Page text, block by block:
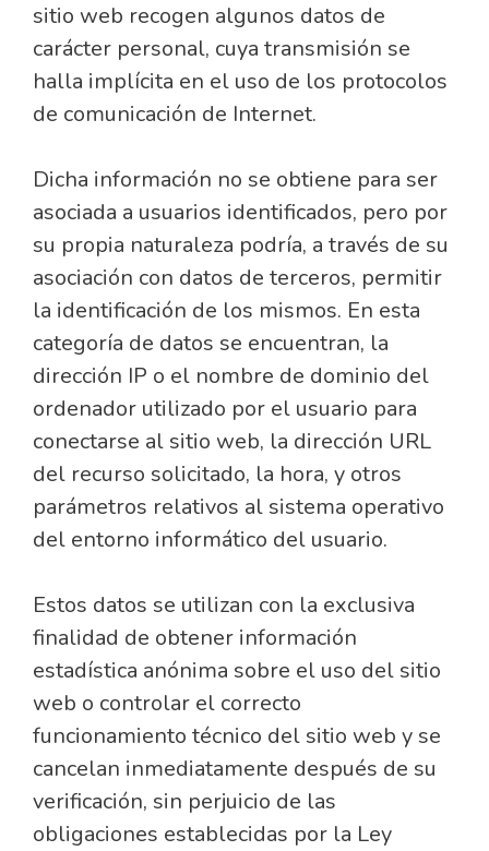
sitio web recogen algunos datos de
carácter personal, cuya transmisión se
halla implícita en el uso de los protocolos
de comunicación de Internet.
Dicha información no se obtiene para ser
asociada a usuarios identificados, pero por
su propia naturaleza podría, a través de su
asociación con datos de terceros, permitir
la identificación de los mismos. En esta
categoría de datos se encuentran, la
dirección IP o el nombre de dominio del
ordenador utilizado por el usuario para
conectarse al sitio web, la dirección URL
del recurso solicitado, la hora, y otros
parámetros relativos al sistema operativo
del entorno informático del usuario.
Estos datos se utilizan con la exclusiva
finalidad de obtener información
estadística anónima sobre el uso del sitio
web o controlar el correcto
funcionamiento técnico del sitio web y se
cancelan inmediatamente después de su
verificación, sin perjuicio de las
obligaciones establecidas por la Ley